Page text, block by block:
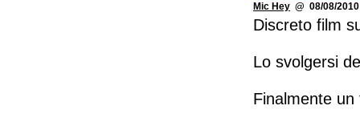
Mic Hey @ 08/08/
Discreto film
Lo svolgersi
Finalmente